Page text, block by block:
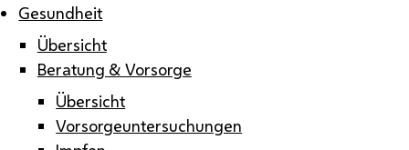
Gesundheit
Übersicht
Beratung & Vorsorge
Übersicht
Vorsorgeuntersuchungen